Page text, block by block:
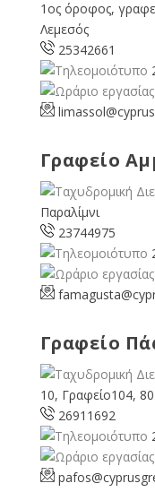
1ος όροφος,
Λεμεσός
25342661
limassol@
Γραφείο
Παραλίμνι
23744975
famagusta@
Γραφείο
10, Γραφείο104,
26911692